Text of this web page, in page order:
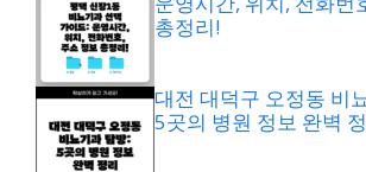
총정리!
대전 대덕구 오정동 비
5곳의 병원 정보 완벽